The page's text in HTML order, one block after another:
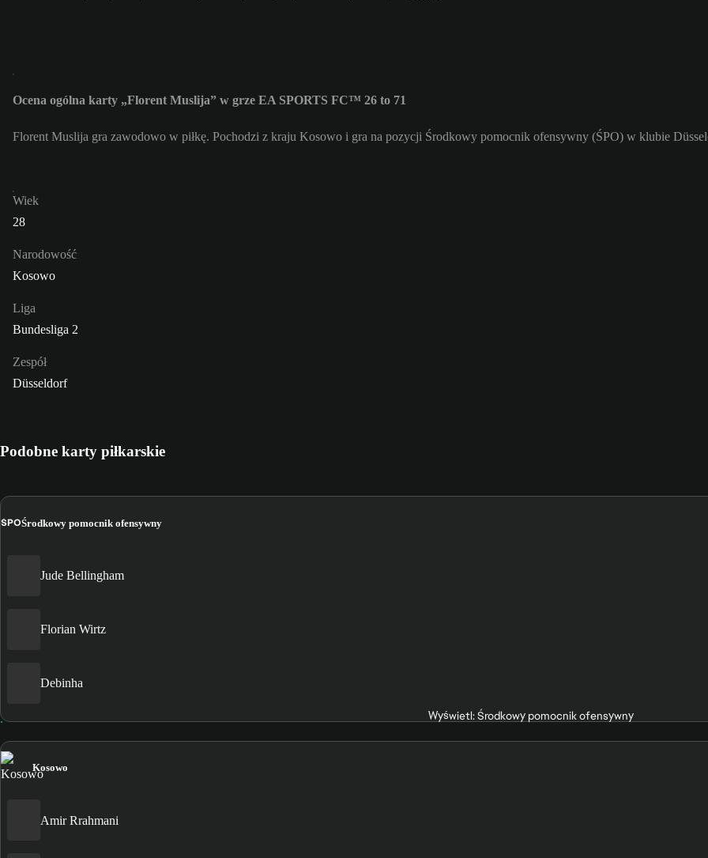
Ocena ogólna karty „Florent Muslija” w grze EA SPORTS FC™ 26 to 71
Florent Muslija gra zawodowo w piłkę. Pochodzi z kraju Kosowo i gra na pozycji Środkowy pomocnik ofensywny (ŚPO) w klubie
Wiek
28
Narodowość
Kosowo
Liga
Bundesliga 2
Zespół
Düsseldorf
Podobne karty piłkarskie
ŚPOŚrodkowy pomocnik ofensywny
Jude Bellingham
Florian Wirtz
Debinha
Wyświetl: Środkowy pomocnik ofensywny
Kosowo
Amir Rrahmani